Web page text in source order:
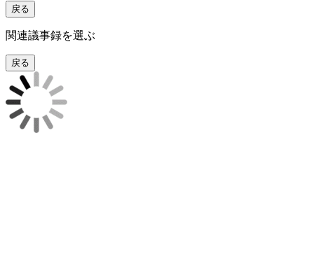
戻る
関連議事録を選ぶ
戻る